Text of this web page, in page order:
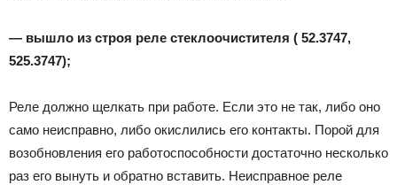
— вышло из строя реле стеклоочистителя ( 52.3747,
525.3747);
Реле должно щелкать при работе. Если это не так, либо оно
само неисправно, либо окислились его контакты. Порой для
возобновления его работоспособности достаточно несколько
раз его вынуть и обратно вставить. Неисправное реле